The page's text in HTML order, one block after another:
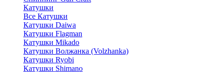
Катушки
Все Катушки
Катушки Daiwa
Катушки Flagman
Катушки Mikado
Катушки Волжанка (Volzhanka)
Катушки Ryobi
Катушки Shimano